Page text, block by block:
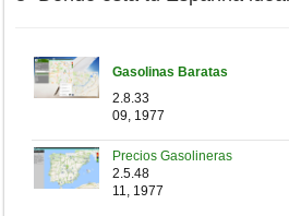
Gasolinas Baratas
2.8.33
09, 1977
Precios Gasolineras
2.5.48
11, 1977